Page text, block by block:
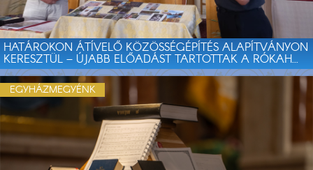
HATÁROKON ÁTÍVELŐ KÖZÖSSÉGÉPÍTÉS ALAPÍTVÁNYON
KERESZTÜL – ÚJABB ELŐADÁST TARTOTTAK A RÓKAH...
EGYHÁZMEGYÉNK